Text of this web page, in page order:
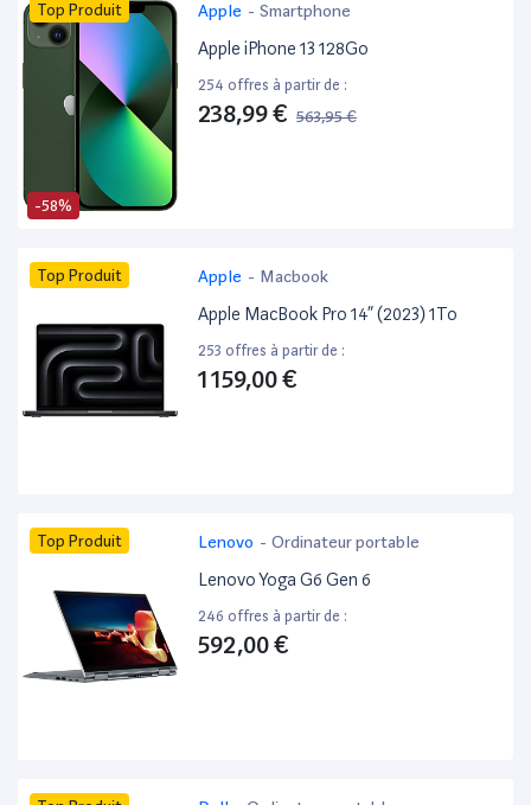
-58%
Top Produit Apple - Smartphone
Apple iPhone 13 128Go
254 offres à partir de :
238,99 € 563,95 €
Top Produit Apple - Macbook
Apple MacBook Pro 14” (2023) 1To
253 offres à partir de :
1 159,00 €
Top Produit Lenovo - Ordinateur portable
Lenovo Yoga G6 Gen 6
246 offres à partir de :
592,00 €